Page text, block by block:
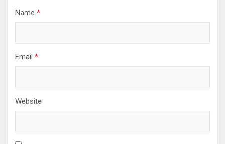
Name *
Email *
Website